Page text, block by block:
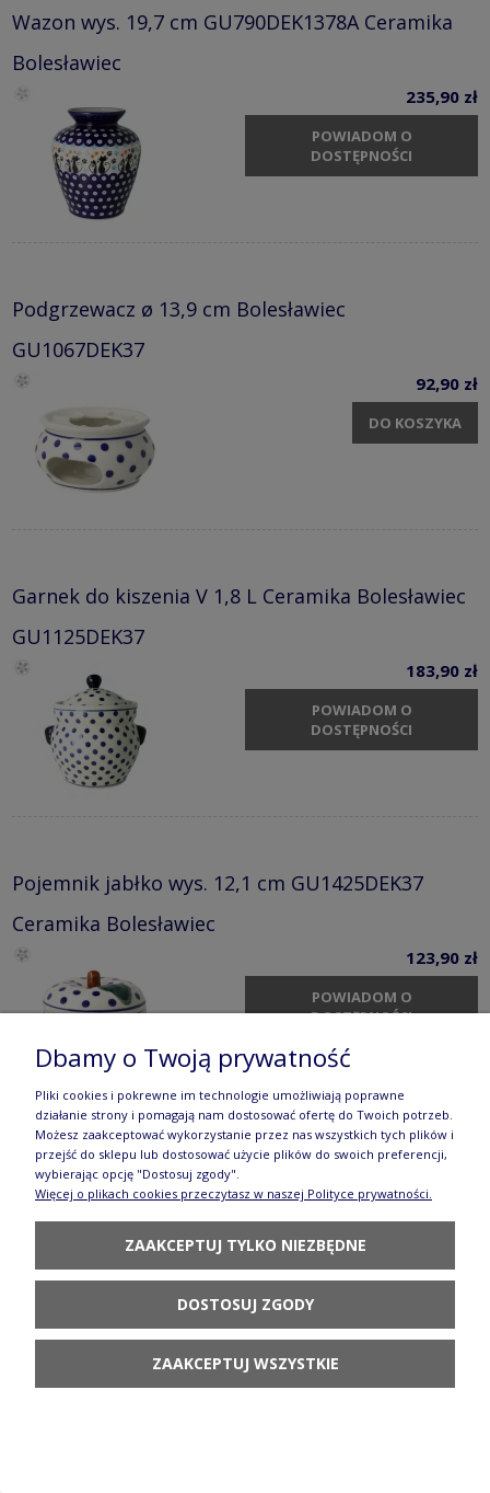
Wazon wys. 19,7 cm GU790DEK1378A Ceramika
Bolesławiec
235,90 zł
POWIADOM O
DOSTĘPNOŚCI
Podgrzewacz ø 13,9 cm Bolesławiec
GU1067DEK37
92,90 zł
DO KOSZYKA
Garnek do kiszenia V 1,8 L Ceramika Bolesławiec
GU1125DEK37
183,90 zł
POWIADOM O
DOSTĘPNOŚCI
Pojemnik jabłko wys. 12,1 cm GU1425DEK37
Ceramika Bolesławiec
123,90 zł
POWIADOM O
DOSTĘPNOŚCI
Półmisek do zapiekania 19,5x25,5 cm Bolesławiec
DO KOSZYKA
Dbamy o Twoją prywatność
Pliki cookies i pokrewne im technologie umożliwiają poprawne
działanie strony i pomagają nam dostosować ofertę do Twoich potrzeb.
Możesz zaakceptować wykorzystanie przez nas wszystkich tych plików i
przejść do sklepu lub dostosować użycie plików do swoich preferencji,
wybierając opcję "Dostosuj zgody".
Więcej o plikach cookies przeczytasz w naszej Polityce prywatności.
ZAAKCEPTUJ TYLKO NIEZBĘDNE
DOSTOSUJ ZGODY
ZAAKCEPTUJ WSZYSTKIE